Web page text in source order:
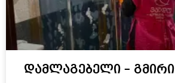
დამლაგებელი – გმირი